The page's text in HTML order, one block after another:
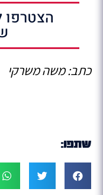
הצטרפו
כתב: משה משרקי
שתפו: